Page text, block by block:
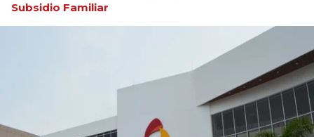
Subsidio Familiar